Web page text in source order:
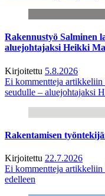
Rakennustyö Salminen
aluejohtajaksi Heikki
Kirjoitettu 5.8.2026
Ei kommentteja artikkeliin
seudulle – aluejohtajaksi
Rakentamisen
Kirjoitettu 22.7.2026
Ei kommentteja artikkeliin
edelleen